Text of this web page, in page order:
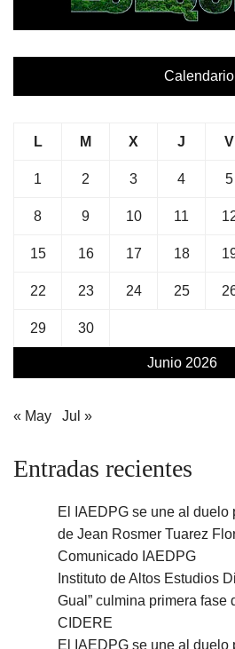
Calendario
Junio 2026
L M X J V
1 2 3 4 5
8 9 10 11
15 16 17 18
22 23 24 25
29 30
« May Jul »
Entradas recientes
El IAEDPG se une al duelo
de Jean Rosmer Tuarez
Comunicado IAEDPG
Instituto de Altos Estudios
Gual” culmina primera fase
CIDERE
El IAEDPG se une al duelo